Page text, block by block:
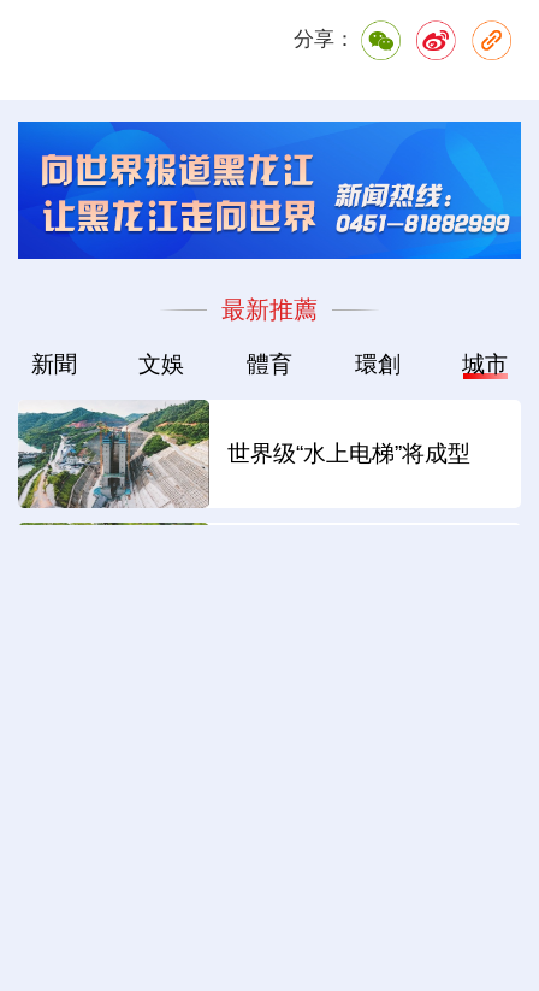
分享：
最新推薦
新聞 文娛 體育 環創 城市
世界级“水上电梯”将成型